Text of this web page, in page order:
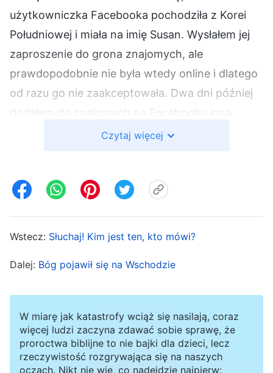
użytkowniczka Facebooka pochodziła z Korei
Południowej i miała na imię Susan. Wysłałem jej
zaproszenie do grona znajomych, ale
prawdopodobnie nie była wtedy online i dlatego
od razu go nie zaakceptowała. Dwa dni później
dodałem do znajomych na Facebooku inną
osobę posługującą się językiem chińskim, która
niektórych swoich doświadczeniach związanych
powiedzenia. Ku mojemu zaskoczeniu siostra Qi
znajomych, więc tym razem oboje dodaliśmy
czasu, zacząłem mieć wrażenie, że dużo
rozumiały w kwestii wiary w Boga.
Czytaj więcej
Wstecz: Słuchaj! Kim jest ten, kto mówi?
Dalej: Bóg pojawił się na Wschodzie
W miarę jak katastrofy wciąż się nasilają, coraz
więcej ludzi zaczyna zdawać sobie sprawę, że
proroctwa biblijne to nie bajki dla dzieci, lecz
rzeczywistość rozgrywająca się na naszych
oczach. Nikt nie wie, co nadejdzie najpierw: